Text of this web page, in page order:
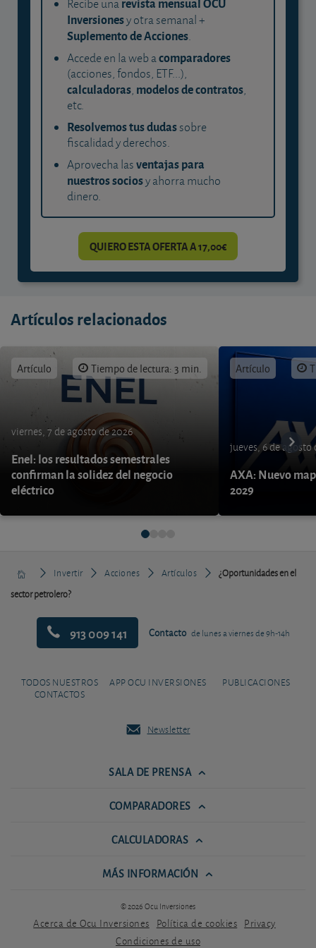
Recibe una
Inversionesy otra semanal +
Suplemento de Acciones.
Accede en la web acomparadores
(acciones, fondos, ETF...),
calculadoras, modelos de contratos,
etc.
Resolvemos tus dudassobre
fiscalidad y derechos.
Aprovecha lasventajas para
nuestros sociosy ahorra mucho
dinero.
QUIERO ESTA OFERTA A 17,00€
Artículos relacionados
Artículo Tiempo de lectura: 3 min.
viernes, 7 de agosto de 2026
Enel: los resultados semestrales
confirman la solidez del negocio
eléctrico
Artículo
jueves, 6 de agosto
AXA: Nuevo
2029
Invertir Acciones Artículos
¿Oportunidades en el
sector petrolero?
913 009 141 Contacto de lunes a viernes de 9h-14h
TODOS NUESTROS
CONTACTOS
APP OCU INVERSIONES PUBLICACIONES
Newsletter
SALA DE PRENSA
COMPARADORES
CALCULADORAS
MÁS INFORMACIÓN
© 2026 Ocu Inversiones
Acerca de Ocu Inversiones Política de cookies Privacy
Condiciones de uso